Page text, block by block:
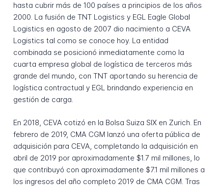
hasta cubrir más de 100 países a principios de los años
2000. La fusión de TNT Logistics y EGL Eagle Global
Logistics en agosto de 2007 dio nacimiento a CEVA
Logistics tal como se conoce hoy. La entidad
combinada se posicionó inmediatamente como la
cuarta empresa global de logística de terceros más
grande del mundo, con TNT aportando su herencia de
logística contractual y EGL brindando experiencia en
gestión de carga.
En 2018, CEVA cotizó en la Bolsa Suiza SIX en Zurich. En
febrero de 2019, CMA CGM lanzó una oferta pública de
adquisición para CEVA, completando la adquisición en
abril de 2019 por aproximadamente $1.7 mil millones, lo
que contribuyó con aproximadamente $7.1 mil millones a
los ingresos del año completo 2019 de CMA CGM. Tras